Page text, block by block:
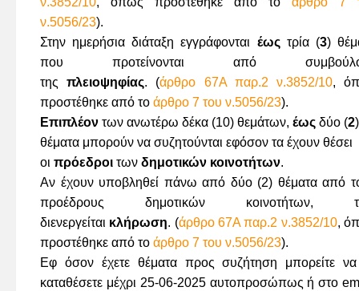
ν.5056/23).
Στην ημερήσια διάταξη εγγράφονται έωςτρία (3)
που προτείνονται από
τηςπλειοψηφίας. (άρθρο 67Α παρ.2 ν.3852/10,
προστέθηκε από το άρθρο 7 του ν.5056/23).
Επιπλέον των ανωτέρω δέκα (10) θεμάτων, έως δύο (2)
θέματα μπορούν να συζητούνται εφόσον τα έχουν θέσει
οι πρόεδροι των δημοτικών κοινοτήτων.
Αν έχουν υποβληθεί πάνω από δύο (2) θέματα από
προέδρους δημοτικών κοινοτήτων,
διενεργείται κλήρωση. (άρθρο 67Α παρ.2 ν.3852/10,
προστέθηκε από το άρθρο 7 του ν.5056/23).
Εφ όσον έχετε θέματα προς συζήτηση μπορείτε
καταθέσετε μέχρι 25-06-2025 αυτοπροσώπως ή στο